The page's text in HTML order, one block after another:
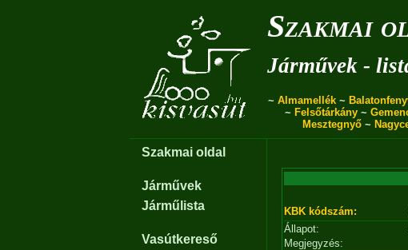
Szakmai
Járművek -
~ Almamellék~
~ Felsőtárkány ~
Mesztegnyő~
Szakmai oldal
Járművek
Járműlista
Vasútkereső
KBK kódszám:
Állapot:
Megjegyzés: